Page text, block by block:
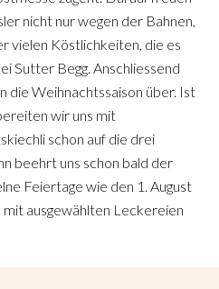
nicht nur wegen der Bahnen,
vielen Köstlichkeiten, die es
Sutter Begg. Anschliessend
die Weihnachtssaison über. Ist
wir uns mit
schon auf die drei
beehrt uns schon bald der
Feiertage wie den 1. August
ausgewählten Leckereien